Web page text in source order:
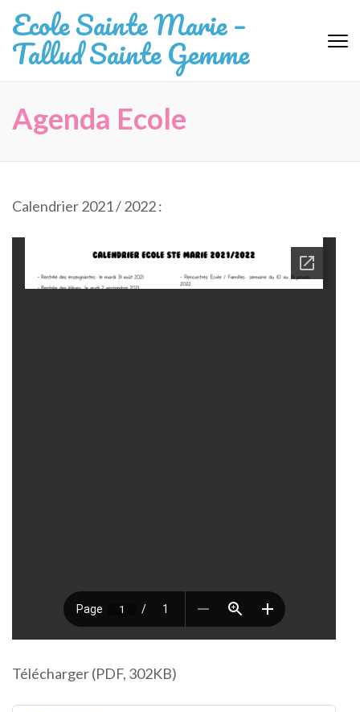
au
contenu
(Pressez
Ecole Sainte Marie –
Tallud Sainte Gemme
Agenda Ecole
Calendrier 2021 / 2022 :
Télécharger (PDF, 302KB)